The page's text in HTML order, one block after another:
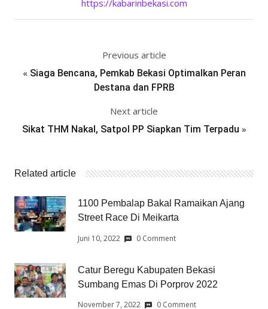
https://kabarinbekasi.com
Previous article
« Siaga Bencana, Pemkab Bekasi Optimalkan Peran
Destana dan FPRB
Next article
Sikat THM Nakal, Satpol PP Siapkan Tim Terpadu »
Related article
1100 Pembalap Bakal Ramaikan Ajang
Street Race Di Meikarta
Juni 10, 2022 0 Comment
Catur Beregu Kabupaten Bekasi
Sumbang Emas Di Porprov 2022
November 7, 2022 0 Comment